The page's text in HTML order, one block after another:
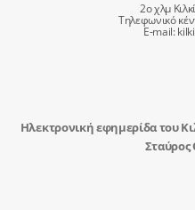
2ο χλμ
Τηλεφωνικό
E-mail:
Ηλεκτρονική εφημερίδα του
Σταύρος